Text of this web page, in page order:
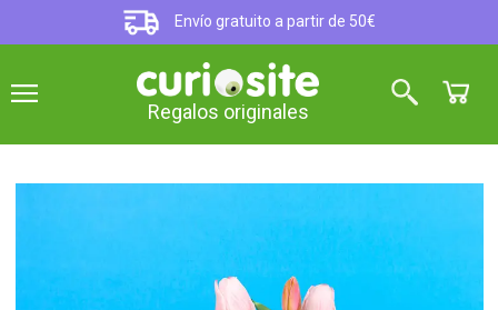
Envío gratuito a partir de 50€
Regalos originales